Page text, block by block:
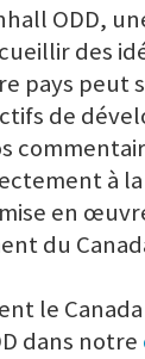
ODD,
des
pays peut
de
à
en
du
le
dans notre